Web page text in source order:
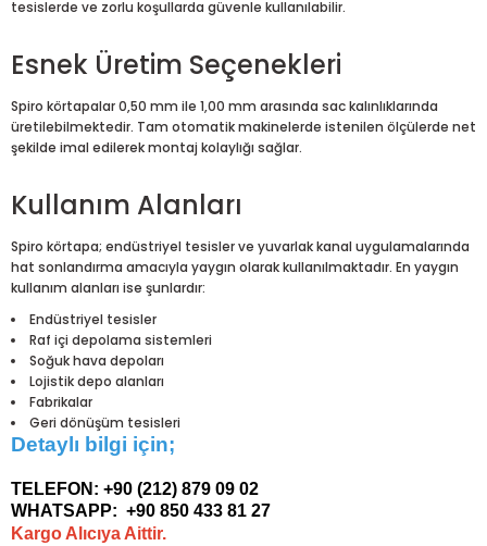
tesislerde ve zorlu koşullarda güvenle kullanılabilir.
Esnek Üretim Seçenekleri
Spiro körtapalar 0,50 mm ile 1,00 mm arasında sac kalınlıklarında
üretilebilmektedir. Tam otomatik makinelerde istenilen ölçülerde net
şekilde imal edilerek montaj kolaylığı sağlar.
Kullanım Alanları
Spiro körtapa; endüstriyel tesisler ve yuvarlak kanal uygulamalarında
hat sonlandırma amacıyla yaygın olarak kullanılmaktadır. En yaygın
kullanım alanları ise şunlardır:
Endüstriyel tesisler
Raf içi depolama sistemleri
Soğuk hava depoları
Lojistik depo alanları
Fabrikalar
Geri dönüşüm tesisleri
Detaylı bilgi için;
TELEFON: +90 (212) 879 09 02
WHATSAPP: +90 850 433 81 27
Kargo Alıcıya Aittir.